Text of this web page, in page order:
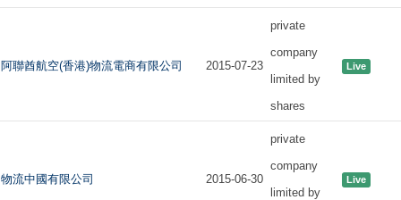
阿聯酋航空(香港)物流電商有限公司 2015-07-23
private
company
limited by
shares
Live
物流中國有限公司 2015-06-30
private
company
limited by
Live